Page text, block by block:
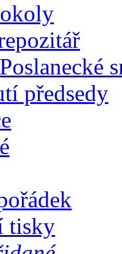
předsedy
tisky